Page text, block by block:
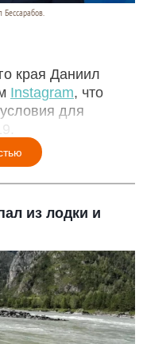
края Даниил
Instagram, что
для
из лодки и